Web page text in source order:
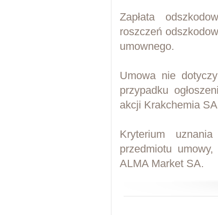
Zapłata
roszczeń
umownego.
Umowa nie
przypadku
akcji Krakchemia
Kryterium
przedmiotu
ALMA Market SA.